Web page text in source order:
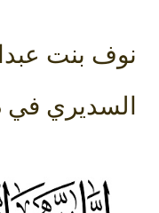
نوف بنت
السديري في